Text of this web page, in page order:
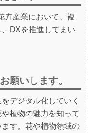
卉産業において、複
DXを推進してまい
願いします。
デジタル化していく
植物の魅力を知って
す。花や植物領域の